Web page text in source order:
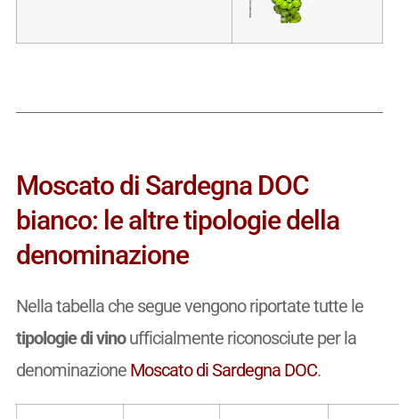
Moscato di Sardegna DOC
bianco: le altre tipologie della
denominazione
Nella tabella che segue vengono riportate tutte le
tipologie di vinoufficialmente riconosciute per la
denominazione Moscato di Sardegna DOC.